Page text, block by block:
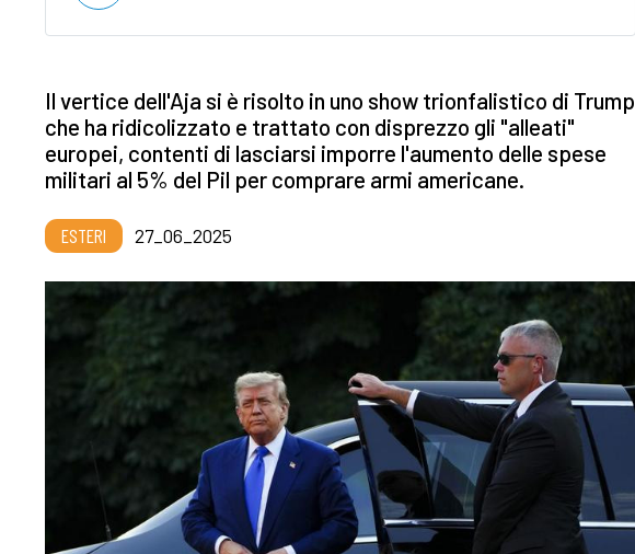
Il vertice dell'Aja si è risolto in uno show trionfalistico di Trump
che ha ridicolizzato e trattato con disprezzo gli "alleati"
europei, contenti di lasciarsi imporre l'aumento delle spese
militari al 5% del Pil per comprare armi americane.
ESTERI 27_06_2025